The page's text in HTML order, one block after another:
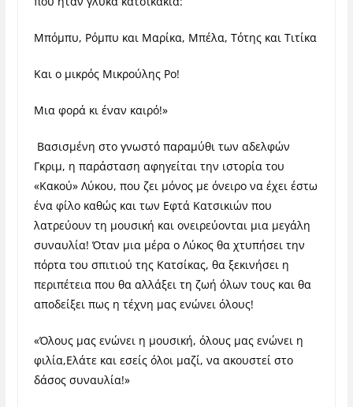
Μπόμπυ, Ρόμπυ και Μαρίκα, Μπέλα, Τότης και Τιτίκα
Και ο μικρός Μικρούλης Ρο!
Μια φορά κι έναν καιρό!»
Βασισμένη στο γνωστό παραμύθι των αδελφών
Γκριμ, η παράσταση αφηγείται την ιστορία του
«Κακού» Λύκου, που ζει μόνος με όνειρο να έχει έστω
ένα φίλο καθώς και των Εφτά Κατσικιών που
λατρεύουν τη μουσική και ονειρεύονται μια μεγάλη
συναυλία! Όταν μια μέρα ο Λύκος θα χτυπήσει την
πόρτα του σπιτιού της Κατσίκας, θα ξεκινήσει η
περιπέτεια που θα αλλάξει τη ζωή όλων τους και θα
αποδείξει πως η τέχνη μας ενώνει όλους!
«Όλους μας ενώνει η μουσική, όλους μας ενώνει η
φιλία,Ελάτε και εσείς όλοι μαζί, να ακουστεί στο
δάσος συναυλία!»